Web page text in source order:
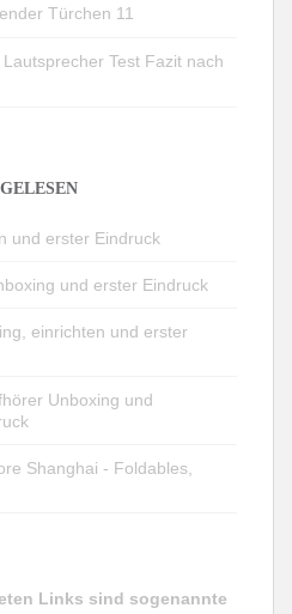
Türchen 11
Lautsprecher Test Fazit nach
und erster Eindruck
und erster Eindruck
einrichten und erster
Unboxing und
Shanghai - Foldables,
Links sind sogenannte